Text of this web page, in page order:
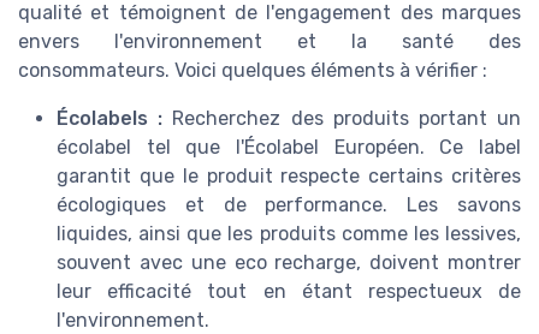
qualité et témoignent de l'engagement des marques
envers l'environnement et la santé des
consommateurs. Voici quelques éléments à vérifier :
Écolabels : Recherchez des produits portant un
écolabel tel que l'Écolabel Européen. Ce label
garantit que le produit respecte certains critères
écologiques et de performance. Les savons
liquides, ainsi que les produits comme les lessives,
souvent avec une eco recharge, doivent montrer
leur efficacité tout en étant respectueux de
l'environnement.